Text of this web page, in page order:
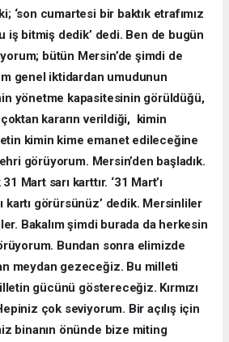
‘son cumartesi bir baktık etrafımız
iş bitmiş dedik’ dedi. Ben de bugün
bütün Mersin’de şimdi de
genel iktidardan umudunun
yönetme kapasitesinin görüldüğü,
kararın verildiği, kimin
kimin kime emanet edileceğine
görüyorum. Mersin’den başladık.
Mart sarı karttır. ‘31 Mart’ı
kartı görürsünüz’ dedik. Mersinliler
Bakalım şimdi burada da herkesin
Bundan sonra elimizde
meydan gezeceğiz. Bu milleti
gücünü göstereceğiz. Kırmızı
çok seviyorum. Bir açılış için
binanın önünde bize miting